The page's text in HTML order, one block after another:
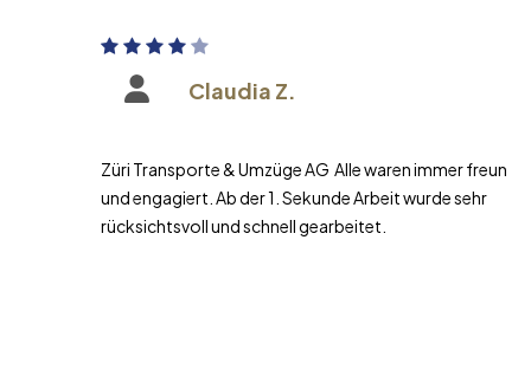
Claudia Z.
Züri Transporte & Umzüge AG Alle waren immer freundlich
und engagiert. Ab der 1. Sekunde Arbeit wurde sehr
rücksichtsvoll und schnell gearbeitet.